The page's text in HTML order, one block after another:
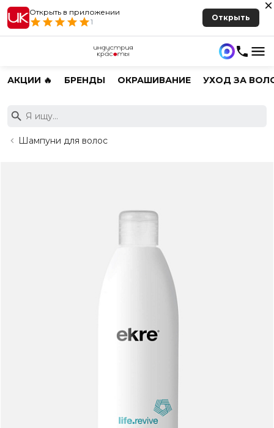
Открыть в приложении
1
Открыть
АКЦИИ 🔥 БРЕНДЫ ОКРАШИВАНИЕ УХОД ЗА
Шампуни для волос